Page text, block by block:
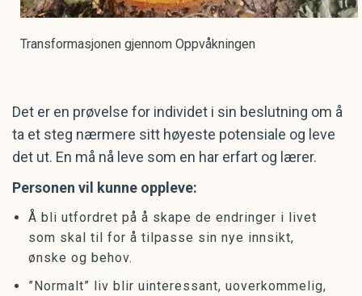
Transformasjonen gjennom Oppvåkningen
Det er en prøvelse for individet i sin beslutning om å
ta et steg nærmere sitt høyeste potensiale og leve
det ut. En må nå leve som en har erfart og lærer.
Personen vil kunne oppleve:
Å bli utfordret på å skape de endringer i livet
som skal til for å tilpasse sin nye innsikt,
ønske og behov.
”Normalt” liv blir uinteressant, uoverkommelig,